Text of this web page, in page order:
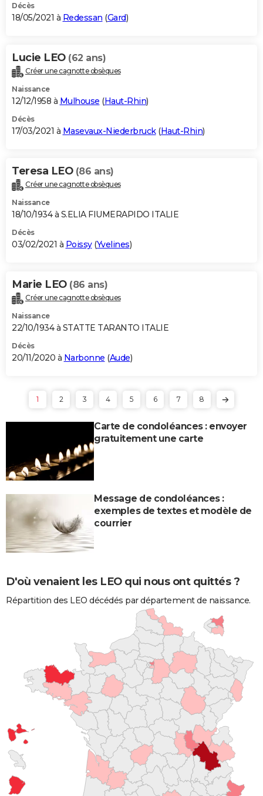
Décès
18/05/2021 à Redessan (Gard)
Lucie LEO (62 ans)
Créer une cagnotte obsèques
Naissance
12/12/1958 à Mulhouse (Haut-Rhin)
Décès
17/03/2021 à Masevaux-Niederbruck(Haut-Rhin)
Teresa LEO (86 ans)
Créer une cagnotte obsèques
Naissance
18/10/1934 à S.ELIA FIUMERAPIDO ITALIE
Décès
03/02/2021 à Poissy(Yvelines)
Marie LEO (86 ans)
Créer une cagnotte obsèques
Naissance
22/10/1934 à STATTE TARANTO ITALIE
Décès
20/11/2020 à Narbonne (Aude)
1 2 3 4 5 6 7 8
Carte de condoléances : envoyer
gratuitement une carte
Message de condoléances :
exemples de textes et modèle de
courrier
D'où venaient les LEO qui nous ont quittés ?
Répartition des LEO décédés par département de naissance.